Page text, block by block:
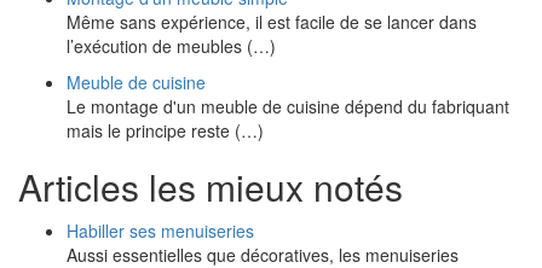
Même sans expérience, il est facile de se lancer dans
l’exécution de meubles (…)
Meuble de cuisine
Le montage d'un meuble de cuisine dépend du fabriquant
mais le principe reste (…)
Articles les mieux notés
Habiller ses menuiseries
Aussi essentielles que décoratives, les menuiseries